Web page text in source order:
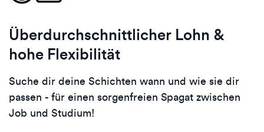
Überdurchschnittlicher Lohn &
hohe Flexibilität
Suche dir deine Schichten wann und wie sie dir
passen - für einen sorgenfreien Spagat zwischen
Job und Studium!